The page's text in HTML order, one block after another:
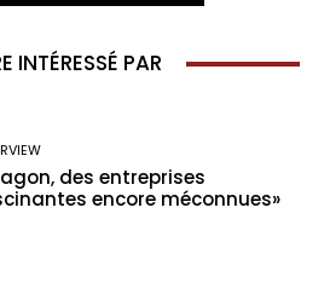
INTÉRESSÉ PAR
des entreprises
encore méconnues»